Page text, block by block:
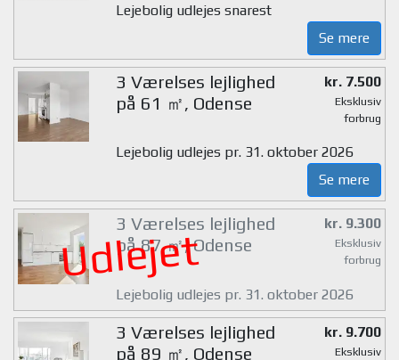
Lejebolig udlejes snarest
Se mere
3 Værelses lejlighed
på 61 ㎡, Odense
kr. 7.500
Eksklusiv
forbrug
Lejebolig udlejes pr. 31. oktober 2026
Se mere
Udlejet
3 Værelses lejlighed
på 87 ㎡, Odense
kr. 9.300
Eksklusiv
forbrug
Lejebolig udlejes pr. 31. oktober 2026
3 Værelses lejlighed
på 89 ㎡, Odense
kr. 9.700
Eksklusiv